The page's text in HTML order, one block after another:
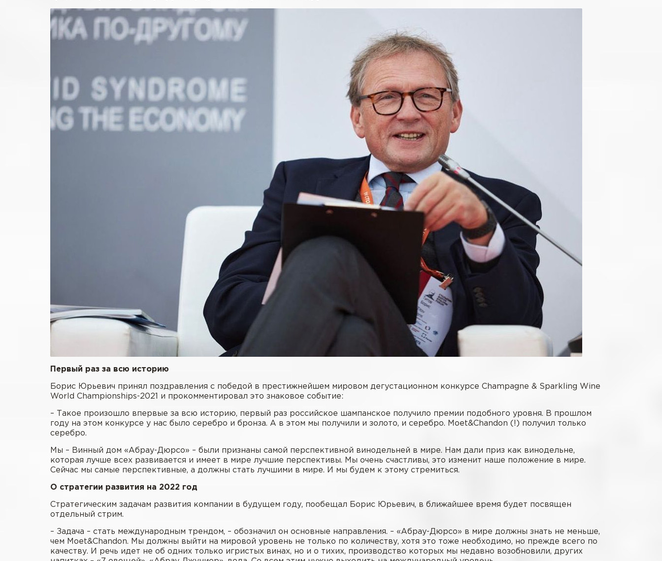
Первый раз за всю историю
Борис Юрьевич принял поздравления с победой в престижнейшем мировом дегустационном конкурсе Champagne & Sparkling Wine
World Championships-2021 и прокомментировал это знаковое событие:
– Такое произошло впервые за всю историю, первый раз российское шампанское получило премии подобного уровня. В прошлом
году на этом конкурсе у нас было серебро и бронза. А в этом мы получили и золото, и серебро. Moet&Chandon (!) получил только
серебро.
Мы – Винный дом «Абрау-Дюрсо» – были признаны самой перспективной винодельней в мире. Нам дали приз как винодельне,
которая лучше всех развивается и имеет в мире лучшие перспективы. Мы очень счастливы, это изменит наше положение в мире.
Сейчас мы самые перспективные, а должны стать лучшими в мире. И мы будем к этому стремиться.
О стратегии развития на 2022 год
Стратегическим задачам развития компании в будущем году, пообещал Борис Юрьевич, в ближайшее время будет посвящен
отдельный стрим.
– Задача – стать международным трендом, – обозначил он основные направления. – «Абрау-Дюрсо» в мире должны знать не меньше,
чем Moet&Chandon. Мы должны выйти на мировой уровень не только по количеству, хотя это тоже необходимо, но прежде всего по
качеству. И речь идет не об одних только игристых винах, но и о тихих, производство которых мы недавно возобновили, других